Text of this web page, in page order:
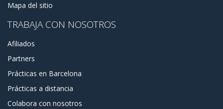
Mapa del sitio
TRABAJA CON NOSOTROS
Afiliados
Partners
Prácticas en Barcelona
Prácticas a distancia
Colabora con nosotros